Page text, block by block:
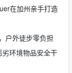
在加州亲手打造
户外徒步零负担
环境物品安全干